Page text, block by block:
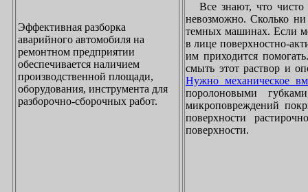
Эффективная разборка
аварийного автомобиля на
ремонтном предприятии
обеспечивается наличием
производственной площади,
оборудования, инструмента для
разборочно-сборочных работ.
Все знают, что чисто
невозможно. Сколько
темных машинах. Если
в лице поверхностно-
им приходится
смыть этот раствор и
Нужно механическое
поролоновыми
микроповреждений
поверхности
поверхности.